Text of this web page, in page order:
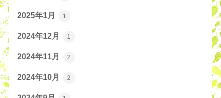
2025年1月 1
2024年12月 1
2024年11月 2
2024年10月 2